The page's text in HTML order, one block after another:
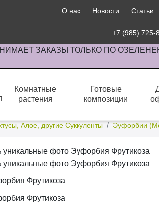
О нас Новости Статьи
+7 (985) 725-
ЗАКАЗЫ ТОЛЬКО ПО
Комнатные
растения
Готовые
композиции
Алое, другие Суккуленты
Эуфорбии